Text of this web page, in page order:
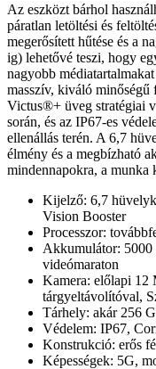
Az eszközt bárhol
páratlan letöltési és
megerősített hűtése és a
ig) lehetővé teszi, hogy
nagyobb
masszív, kiváló
Victus®+ üveg stratégiai
során, és az IP67-es
ellenállás terén. A 6,7
élmény és a megbízható
mindennapokra, a munka
Kijelző: 6,7
Vision Booster
Processzor:
Akkumulátor:
videómaraton
Kamera: előlapi 12
tárgyeltávolítóval,
Tárhely: akár 256
Védelem: IP67,
Konstrukció: erős
Képességek: 5G,